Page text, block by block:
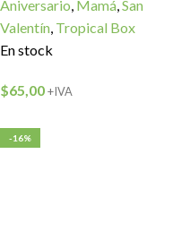
Aniversario, Mamá,San
Valentín, Tropical Box
En stock
$65,00+IVA
-16%